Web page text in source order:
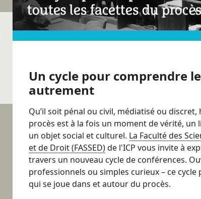
Un cycle pour comprendre
autrement
Qu’il soit pénal ou civil, médiatisé ou
procès est à la fois un moment de vérité,
un objet social et culturel. La Faculté des
et de Droit (FASSED)de l'ICP vous invite à
travers un nouveau cycle de conférences.
professionnels ou simples curieux – ce
qui se joue dans et autour du procès.